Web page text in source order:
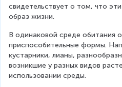
свидетельствует о том, что
образ жизни.
В одинаковой среде обитания
приспособительные формы.
кустарники, лианы,
возникшие у разных видов
использовании среды.